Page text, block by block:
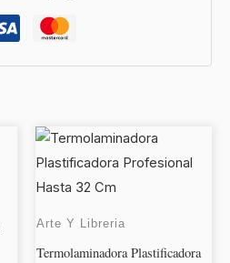
Arte Y Libreria
Termolaminadora Plastificadora